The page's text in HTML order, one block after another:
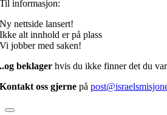
Til informasjon:
Ny nettside lansert!
Ikke alt innhold er på plass
Vi jobber med saken!
..og beklager hvis du ikke finner det du var
Kontakt oss gjerne på